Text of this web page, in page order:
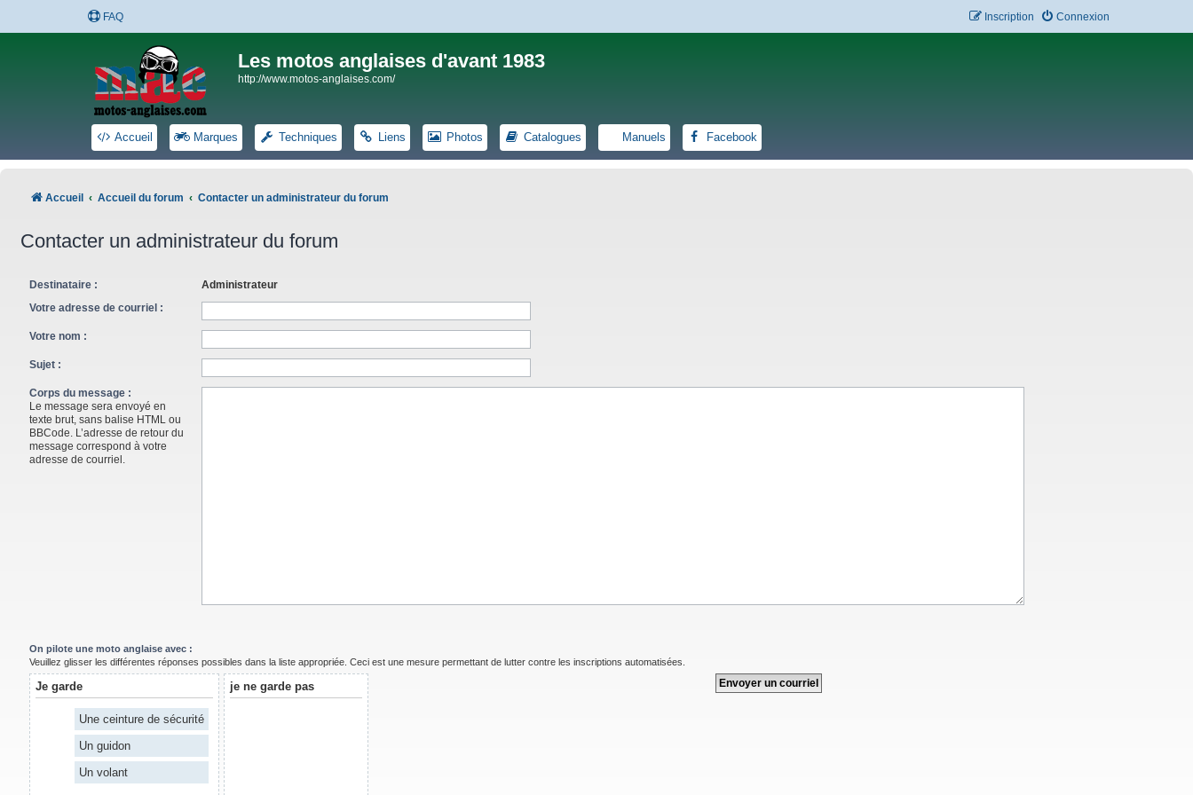
FAQ Connexion
Inscription
Les motos anglaises d'avant 1983
http://www.motos-anglaises.com/
Accueil Marques Techniques Liens Photos Catalogues Manuels Facebook
Accueil Accueil du forum Contacter un administrateur du forum
Contacter un administrateur du forum
Destinataire :
Administrateur
Votre adresse de courriel :
Votre nom :
Sujet :
Corps du message :
Le message sera envoyé en
texte brut, sans balise HTML ou
BBCode. L’adresse de retour du
message correspond à votre
adresse de courriel.
On pilote une moto anglaise avec :
Veuillez glisser les différentes réponses possibles dans la liste appropriée. Ceci est une mesure permettant de lutter contre les inscriptions automatisées.
Je garde
Une ceinture de sécurité
Un guidon
Un volant
je ne garde pas